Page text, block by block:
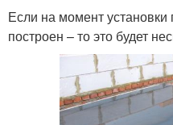
Если на момент
построен – то это будет